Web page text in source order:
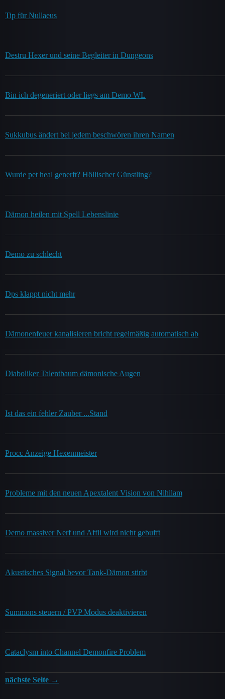
Tip für Nullaeus
Destru Hexer und seine Begleiter in Dungeons
Bin ich degeneriert oder liegs am Demo WL
Sukkubus ändert bei jedem beschwören ihren Namen
Wurde pet heal generft? Höllischer Günstling?
Dämon heilen mit Spell Lebenslinie
Demo zu schlecht
Dps klappt nicht mehr
Dämonenfeuer kanalisieren bricht regelmäßig automatisch ab
Diaboliker Talentbaum dämonische Augen
Ist das ein fehler Zauber ...Stand
Procc Anzeige Hexenmeister
Probleme mit den neuen Apextalent Vision von Nihilam
Demo massiver Nerf und Affli wird nicht gebufft
Akustisches Signal bevor Tank-Dämon stirbt
Summons steuern / PVP Modus deaktivieren
Cataclysm into Channel Demonfire Problem
nächste Seite →